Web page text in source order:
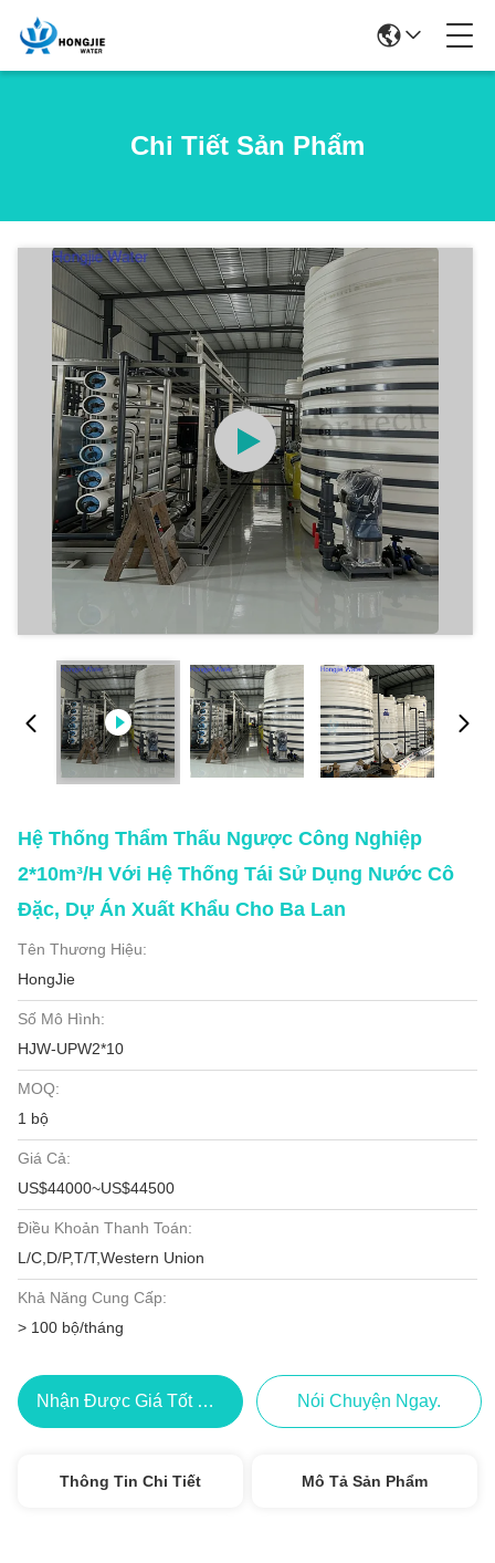
Chi Tiết Sản Phẩm
Hệ Thống Thẩm Thấu Ngược Công Nghiệp
2*10m³/H Với Hệ Thống Tái Sử Dụng Nước Cô
Đặc, Dự Án Xuất Khẩu Cho Ba Lan
Tên Thương Hiệu:
HongJie
Số Mô Hình:
HJW-UPW2*10
MOQ:
1 bộ
Giá Cả:
US$44000~US$44500
Điều Khoản Thanh Toán:
L/C,D/P,T/T,Western Union
Khả Năng Cung Cấp:
> 100 bộ/tháng
Nhận Được Giá Tốt Nhất Nói Chuyện Ngay.
Thông Tin Chi Tiết Mô Tả Sản Phẩm